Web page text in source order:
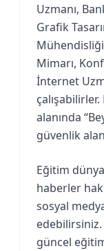
Uzmanı,
Grafik
Mimarı,
İnternet
alanında
güvenlik
Eğitim
haberler
sosyal
edebilirsiniz.
güncel